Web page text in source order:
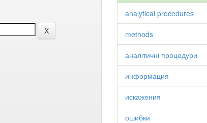
analytical procedures
methods
аналітичні процедури
информация
искажения
ошибки